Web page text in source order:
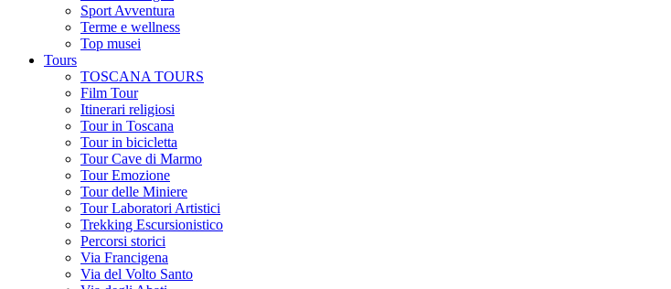
Sport Avventura
Terme e wellness
Top musei
Tours
TOSCANA TOURS
Film Tour
Itinerari religiosi
Tour in Toscana
Tour in bicicletta
Tour Cave di Marmo
Tour Emozione
Tour delle Miniere
Tour Laboratori Artistici
Trekking Escursionistico
Percorsi storici
Via Francigena
Via del Volto Santo